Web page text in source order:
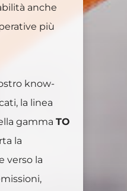
anche
più
know-
la linea
gamma TO
la
verso la